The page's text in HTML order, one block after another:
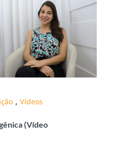
, Vídeos
(Vídeo